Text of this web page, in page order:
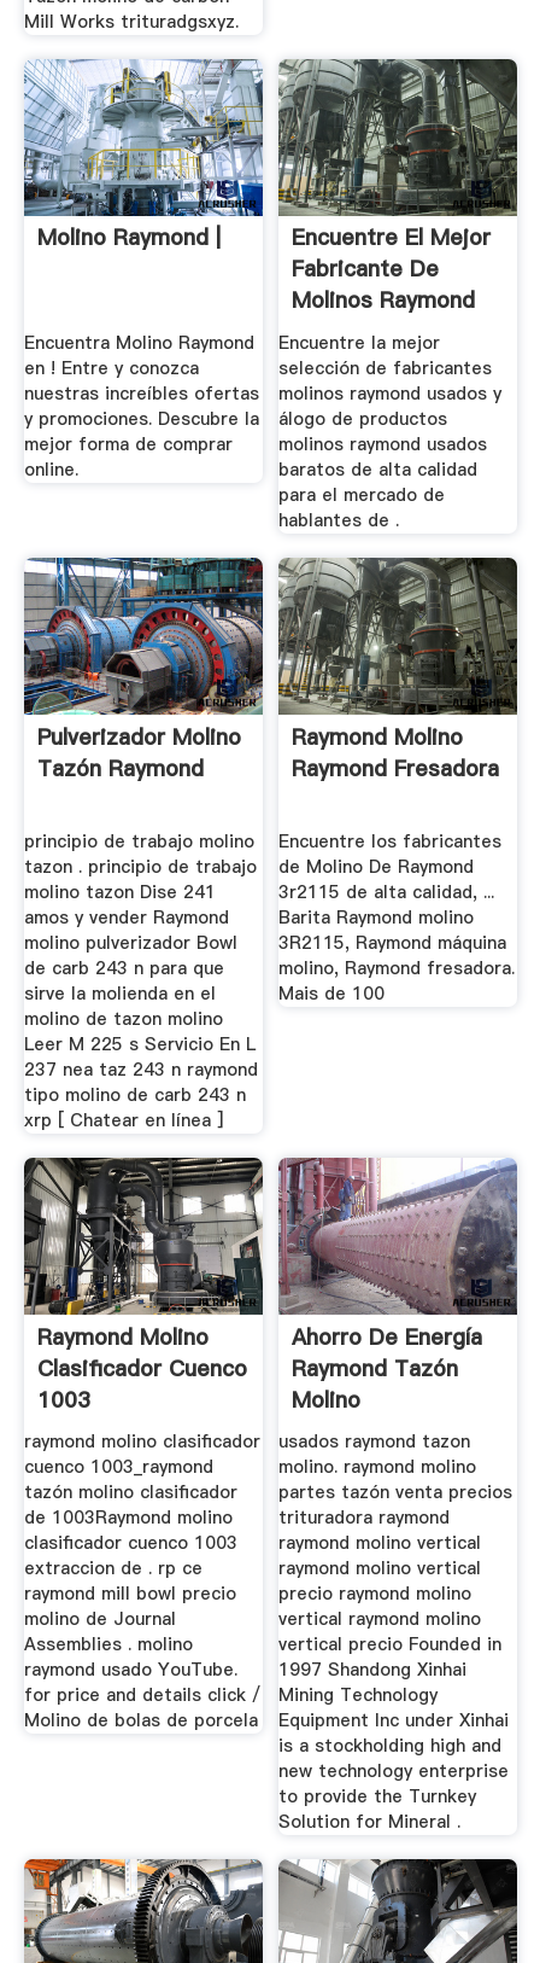
Mill Works trituradgsxyz.
Molino Raymond |
Encuentra Molino Raymond
en ! Entre y conozca
nuestras increíbles ofertas
y promociones. Descubre la
mejor forma de comprar
online.
Encuentre El Mejor
Fabricante De
Molinos Raymond
Usados Y ...
Encuentre la mejor
selección de fabricantes
molinos raymond usados y
álogo de productos
molinos raymond usados
baratos de alta calidad
para el mercado de
hablantes de .
Pulverizador Molino
Tazón Raymond
principio de trabajo molino
tazon . principio de trabajo
molino tazon Dise 241
amos y vender Raymond
molino pulverizador Bowl
de carb 243 n para que
sirve la molienda en el
molino de tazon molino
Leer M 225 s Servicio En L
237 nea taz 243 n raymond
tipo molino de carb 243 n
xrp [ Chatear en línea ]
Raymond Molino
Raymond Fresadora
Encuentre los fabricantes
de Molino De Raymond
3r2115 de alta calidad, ...
Barita Raymond molino
3R2115, Raymond máquina
molino, Raymond fresadora.
Mais de 100
Raymond Molino
Clasificador Cuenco
1003
raymond molino clasificador
cuenco 1003_raymond
tazón molino clasificador
de 1003Raymond molino
clasificador cuenco 1003
extraccion de . rp ce
raymond mill bowl precio
molino de Journal
Assemblies . molino
raymond usado YouTube.
for price and details click /
Molino de bolas de porcela
Ahorro De Energía
Raymond Tazón
Molino
usados raymond tazon
molino. raymond molino
partes tazón venta precios
trituradora raymond
raymond molino vertical
raymond molino vertical
precio raymond molino
vertical raymond molino
vertical precio Founded in
1997 Shandong Xinhai
Mining Technology
Equipment Inc under Xinhai
is a stockholding high and
new technology enterprise
to provide the Turnkey
Solution for Mineral .